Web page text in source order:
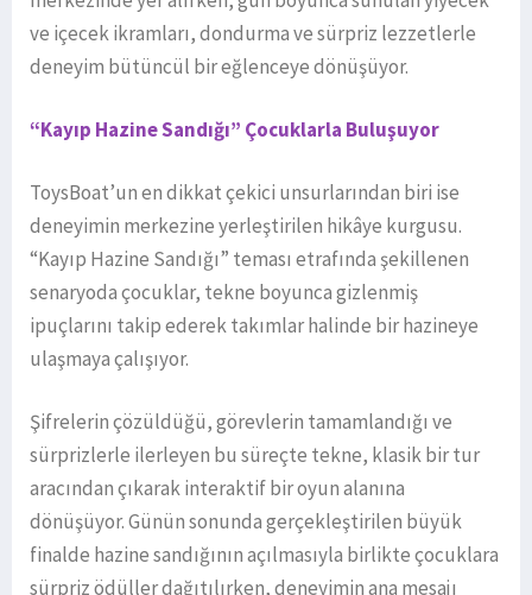
ve içecek ikramları, dondurma ve sürpriz lezzetlerle
deneyim bütüncül bir eğlenceye dönüşüyor.
“Kayıp Hazine Sandığı” Çocuklarla Buluşuyor
ToysBoat’un en dikkat çekici unsurlarından biri ise
deneyimin merkezine yerleştirilen hikâye kurgusu.
“Kayıp Hazine Sandığı” teması etrafında şekillenen
senaryoda çocuklar, tekne boyunca gizlenmiş
ipuçlarını takip ederek takımlar halinde bir hazineye
ulaşmaya çalışıyor.
Şifrelerin çözüldüğü, görevlerin tamamlandığı ve
sürprizlerle ilerleyen bu süreçte tekne, klasik bir tur
aracından çıkarak interaktif bir oyun alanına
dönüşüyor. Günün sonunda gerçekleştirilen büyük
finalde hazine sandığının açılmasıyla birlikte çocuklara
sürpriz ödüller dağıtılırken, deneyimin ana mesajı